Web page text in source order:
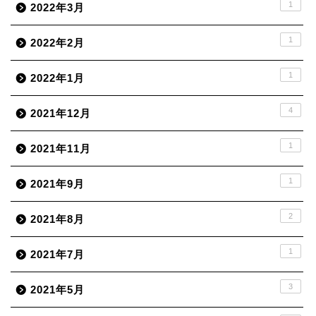
2022年3月 1
2022年2月 1
2022年1月 1
2021年12月 4
2021年11月 1
2021年9月 1
2021年8月 2
2021年7月 1
2021年5月 3